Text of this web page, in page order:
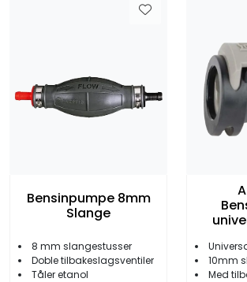
Bensinpumpe 8mm
Slange
8 mm slangestusser
Doble tilbakeslagsventiler
Tåler etanol
10mm
Med